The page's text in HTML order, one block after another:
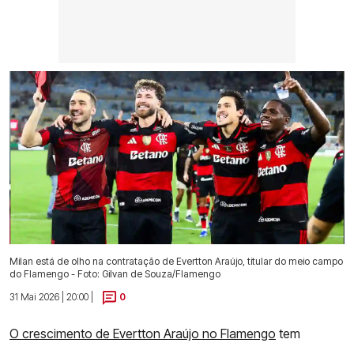
Milan está de olho na contratação de Evertton Araújo, titular do meio campo
do Flamengo - Foto: Gilvan de Souza/Flamengo
31 Mai 2026 | 20:00 |
0
O crescimento de Evertton Araújo no Flamengo tem